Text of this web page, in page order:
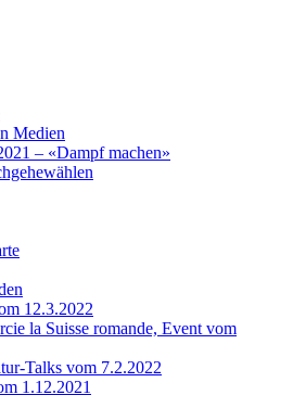
Medien
– «Dampf machen»
12.3.2022
la Suisse romande, Event vom
Talks vom 7.2.2022
1.12.2021